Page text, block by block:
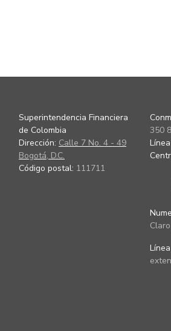
Superintendencia Financiera
de Colombia
Dirección: Calle 7 No. 4 - 49
Bogotá, D.C.
Código postal: 111711
350